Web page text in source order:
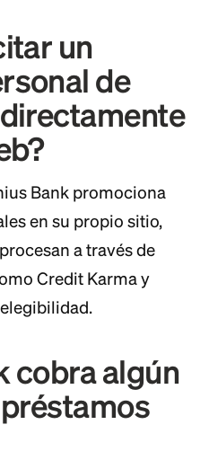
un
de
Bank promociona
en su propio sitio,
a través de
Credit Karma y
cobra algún